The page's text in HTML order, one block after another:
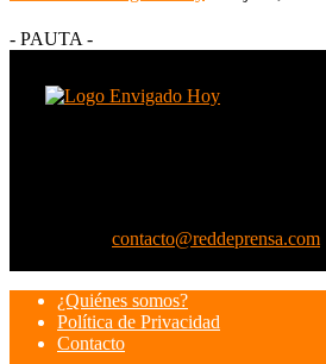
- PAUTA -
contacto@reddeprensa.com
¿Quiénes somos?
Política de Privacidad
Contacto